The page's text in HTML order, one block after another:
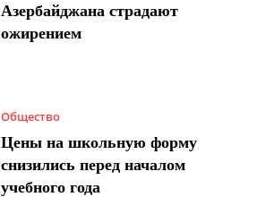
Азербайджана страдают
ожирением
Общество
Цены на школьную форму
снизились перед началом
учебного года